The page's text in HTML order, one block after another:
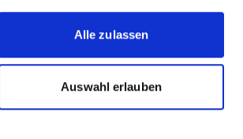
Alle zulassen
Auswahl erlauben